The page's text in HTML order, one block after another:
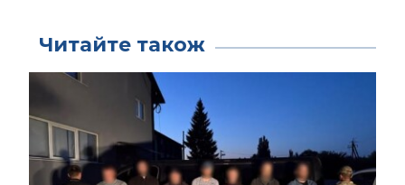
Читайте також